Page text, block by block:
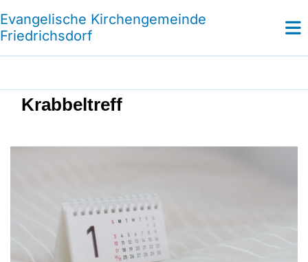
Evangelische Kirchengemeinde
Friedrichsdorf
Krabbeltreff